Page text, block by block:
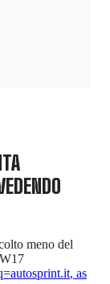
meno del
, as